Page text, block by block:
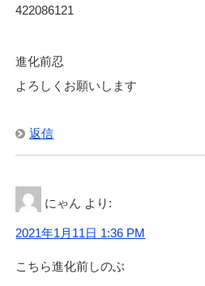
422086121
進化前忍
よろしくお願いします
返信
にゃん より:
2021年1月11日 1:36 PM
こちら進化前しのぶ